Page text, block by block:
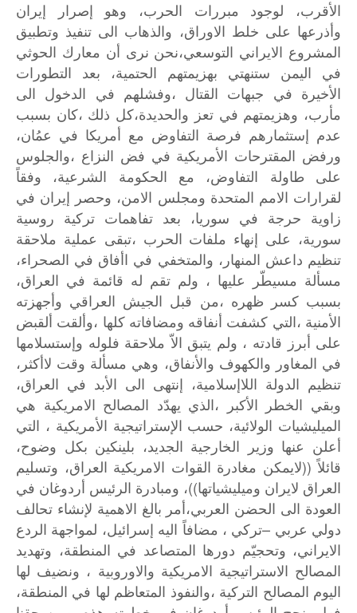
الأقرب،
لوجود مبررات الحرب، وهو إصرار
إيران
وأذرعها على خلط الاوراق، والذهاب الى تنفيذ وتطبيق
المشروع الايراني التوسعي،نحن نرى أن معارك الحوثي
في
اليمن ستنهتي بهزيمتهم الحتمية، بعد
التطورات
الأخيرة
في جبهات القتال ،وفشلهم في الدخول
الى
مأرب، وهزيمتهم في تعز والحديدة،كل ذلك ،كان بسبب
عدم إستثمارهم فرصة التفاوض مع أمريكا في عمُان،
ورفض المقترحات الأمريكية في فض النزاع ،والجلوس
على
طاولة التفاوض، مع الحكومة الشرعية،
وفقاً
لقرارات الامم المتحدة ومجلس الامن، وحصر إيران في
زاوية
حرجة في سوريا، بعد تفاهمات تركية
روسية
سورية،
على إنهاء ملفات الحرب ،تبقى عملية ملاحقة
تنظيم داعش المنهار، والمتخفي في اأفاق في الصحراء،
مسألة مسيطّر عليها ، ولم تقم له قائمة في العراق،
بسبب كسر ظهره ،من قبل الجيش العراقي وأجهزته
الأمنية ،التي كشفت أنفاقه ومضافاته كلها ،وألقت ألقبض
على أبرز قادته ، ولم يتبق الاّ ملاحقة فلوله وإستسلامها
في المغاور والكهوف والأنفاق، وهي مسألة وقت لاأكثر،
تنظيم
الدولة اللاإسلامية، إنتهى الى الأبد في
العراق،
وبقي
الخطر الأكبر ،الذي يهدّد المصالح الامريكية هي
الميليشيات الولائية، حسب الإستراتيجية الأمريكية ، التي
أعلن
عنها وزير الخارجية الجديد، بلينكين بكل وضوح،
قائلاً((لايمكن مغادرة القوات الامريكية العراق، وتسليم
العراق لايران وميليشياتها))، ومبادرة الرئيس أردوغان في
العودة الى الحضن العربي،أمر بالغ الاهمية لإنشاء تحالف
دولي عربي –تركي ، مضافاً اليه إسرائيل، لمواجهة الردع
الايراني، وتحجيّم دورها المتصاعد في المنطقة، وتهديد
المصالح الاستراتيجية الامريكية والاوروبية ، ونضيف لها
اليوم المصالح التركية ،والنفوذ المتعاظم لها في المنطقة،